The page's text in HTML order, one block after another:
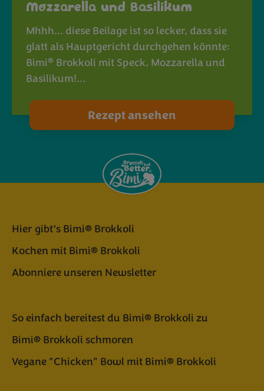
Mozzarella und Basilikum
Mhhh... diese Beilage ist so lecker, dass sie
glatt als Hauptgericht durchgehen könnte:
Bimi® Brokkoli mit Speck, Mozzarella und
Basilikum!…
Rezept ansehen
Hier gibt’s Bimi® Brokkoli
Kochen mit Bimi® Brokkoli
Abonniere unseren Newsletter
So einfach bereitest du Bimi® Brokkoli zu
Bimi® Brokkoli schmoren
Vegane "Chicken" Bowl mit Bimi® Brokkoli